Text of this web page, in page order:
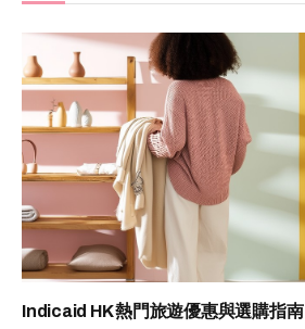
Indicaid HK 熱門旅遊優惠與選購指南